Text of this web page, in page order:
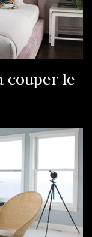
couper le